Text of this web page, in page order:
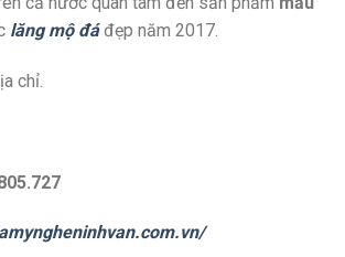
lăng mộ đáđẹp năm 2017.
chỉ.